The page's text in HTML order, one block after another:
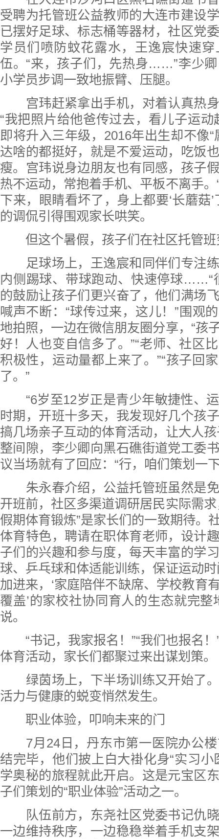
受聘为托管班公益教师的大连市建设
已摆好足球、标志桶等器材，社区党
学员们喷防蚊花露水，王逸宸快速
伍。“来，孩子们，先热身……”李少
小学员步调一致地振臂、压腿。
宫玮赶紧拿出手机，对着认真热身
“我把照片给他爸传过去，看儿子运动
即将升入三年级，2016年出生却不像
达啥的都挺好，就是不爱运动，吃饭
瘦。宫玮说身边朋友也有同感，孩子
热不运动，常抱着手机、平板不离手
下来，眼睛看坏了，身上都要‘长蘑菇
的调侃引得围观家长哄笑。
但这个暑假，孩子们在社区托管班
足球场上，王逸宸和同伴们专注练
内侧踢球、带球跑动、快速停球……“
的鼓励让孩子们更兴奋了，他们满场
喊声不断：“球传过来，这儿！”围观
地拍照，一边在微信朋友圈分享，“孩
好！人也变自信多了。”“老师、社区
积极性，运动量都上来了。”“孩子回
了。”
“6岁至12岁正是青少年敏捷性、
时期，开班十多天，我发现好几个孩
搞几场亲子互动的体育活动，让大人
整间隙，李少卿向黑石礁街道党工委
议当场就有了回应：“行，咱们策划一
朱永春介绍，公益托管班虽然是免
开班前，社区多渠道调研居民实际需
假期体育锻炼”是家长们的一致期待。
体育特色，聘请在职体育老师，设计
子们的兴趣和参与度，每天丰富的学
球、乒乓球和体适能训练，保证运动
加进来，‘家庭陪伴不缺席、学校教育
覆盖’的家校社协同育人的生态就完整
说。
“书记，我家报名！”“我们也报名！
体育活动，家长们都聚过来出谋划策。
绿茵场上，下半场训练又开始了。
活力与健康的蜕变悄然发生。
职业体验，叩响未来的门
7月24日，丹东市第一医院办公楼
结完毕，他们披上白大褂化身“实习小
学奥秘的旅程就此开启。这是元宝区
子们策划的“职业体验”活动之一。
队伍前方，东尧社区党委书记仇晓
一边维持秩序，一边稳稳举着手机支